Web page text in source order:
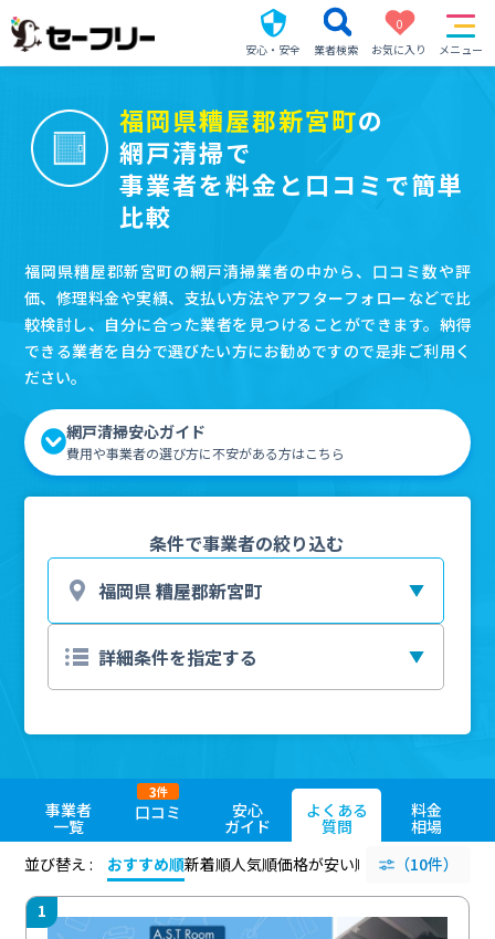
安心・安全 業者検索
0
お気に入り
メニュー
福岡県糟屋郡新宮町の
網戸清掃で
事業者を料金と口コミで簡単
比較
福岡県糟屋郡新宮町の網戸清掃業者の中から、口コミ数や評
価、修理料金や実績、支払い方法やアフターフォローなどで比
較検討し、自分に合った業者を見つけることができます。納得
できる業者を自分で選びたい方にお勧めですので是非ご利用く
ださい。
網戸清掃安心ガイド
費用や事業者の選び方に不安がある方はこちら
条件で事業者の絞り込む
事業者
一覧
口コミ
3件
安心
ガイド
よくある
質問
料金
相場
並び替え :
おすすめ順新着順人気順価格が安い順 評価が高い順
（10件）
1